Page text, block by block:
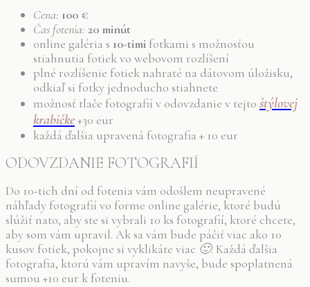
Cena: 100 €
Čas fotenia: 20 minút
online galéria s 10-timi fotkami s možnosťou
stiahnutia fotiek vo webovom rozlíšení
plné rozlíšenie fotiek nahraté na dátovom úložisku,
odkiaľ si fotky jednoducho stiahnete
možnosť tlače fotografií v odovzdanie v tejto štýlovej
krabičke+30 eur
každá ďalšia upravená fotografia + 10 eur
ODOVZDANIE FOTOGRAFIÍ
Do 10-tich dní od fotenia vám odošlem neupravené
náhľady fotografií vo forme online galérie, ktoré budú
slúžiť nato, aby ste si vybrali 10 ks fotografií, ktoré chcete,
aby som vám upravil. Ak sa vám bude páčiť viac ako 10
kusov fotiek, pokojne si vyklikáte viac 🙂. Každá ďalšia
fotografia, ktorú vám upravím navyše, bude spoplatnená
sumou +10 eur k foteniu.